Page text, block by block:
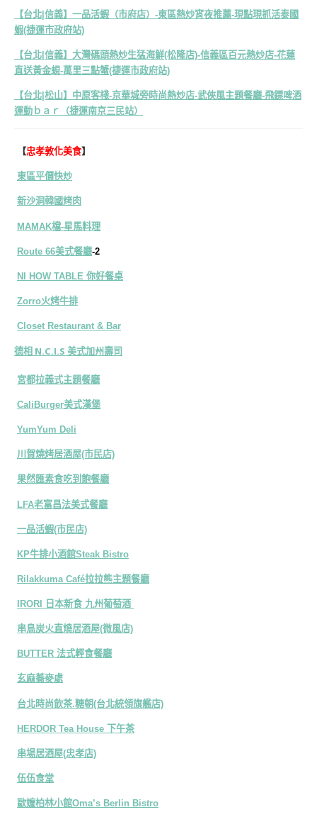
【台北|信義】一品活蝦（市府店）-東區熱炒宵夜推薦-現點現抓活泰國
蝦(捷運市政府站)
【台北|信義】大灣碼頭熱炒生猛海鮮(松隆店)-信義區百元熱炒店-花蓮
直送黃金蜆-萬里三點蟹(捷運市政府站)
【台北|松山】中原客棧-京華城旁時尚熱炒店-武俠風主題餐廳-飛鏢啤酒
運動ｂａｒ（捷運南京三民站）
【忠孝敦化美食】
東區平價快炒
新沙洞韓國烤肉
MAMAK檔-星馬料理
Route 66美式餐廳-2
NI HOW TABLE 你好餐桌
Zorro火烤牛排
Closet Restaurant & Bar
德相 N.C.I.S 美式加州壽司
宮都拉義式主題餐廳
CaliBurger美式漢堡
YumYum Deli
川賀燒烤居酒屋(市民店)
果然匯素食吃到飽餐廳
LFA老富昌法美式餐廳
一品活蝦(市民店)
KP牛排小酒館Steak Bistro
Rilakkuma Café拉拉熊主題餐廳
IRORI 日本新食 九州葡萄酒
串鳥炭火直燒居酒屋(微風店)
BUTTER 法式輕食餐廳
玄麻蕎麥處
台北時尚飲茶.糖朝(台北統領旗艦店)
HERDOR Tea House 下午茶
串場居酒屋(忠孝店)
伍伍食堂
歐嬤柏林小館Oma’s Berlin Bistro